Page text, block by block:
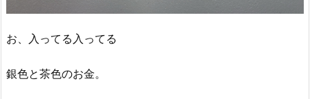
お、入ってる入ってる
銀色と茶色のお金。